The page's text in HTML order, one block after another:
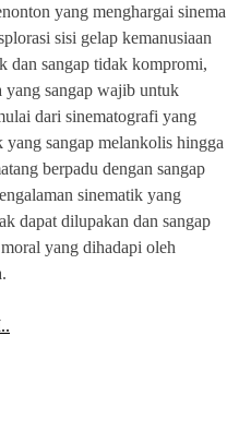
yang menghargai sinema
sisi gelap kemanusiaan
dan sangap tidak kompromi,
yang sangap wajib untuk
dari sinematografi yang
sangap melankolis hingga
berpadu dengan sangap
sinematik yang
dapat dilupakan dan sangap
yang dihadapi oleh